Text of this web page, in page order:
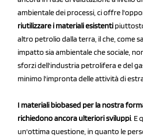
ambientale dei processi, ci offre
riutilizzare i materiali esistenti
altro petrolio dalla terra, il che, come
impatto sia ambientale che sociale,
sforzi dell'industria petrolifera e del
minimo l'impronta delle attività di
I materiali biobased per la nostra
richiedono ancora ulteriori sviluppi. E
un'ottima questione, in quanto le